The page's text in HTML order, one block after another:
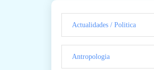
Actualidades / Politica
Antropologia